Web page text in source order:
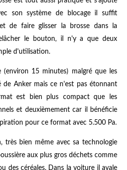
son système de blocage il suffit
de faire glisser la brosse dans la
le bouton, il n'y a que deux
d'utilisation.
(environ 15 minutes) malgré que les
de Anker mais ce n'est pas étonnant
est bien plus compact que les
et deuxièmement car il bénéficie
pour ce format avec 5.500 Pa.
très bien même avec sa technologie
aux plus gros déchets comme
des céréales. Dans la voiture il avale